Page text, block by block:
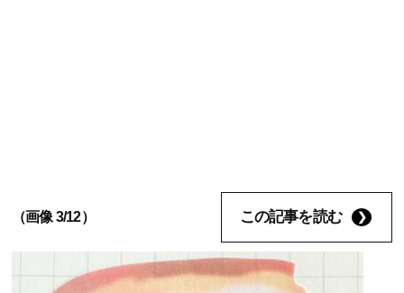
（画像 3/12） この記事を読む